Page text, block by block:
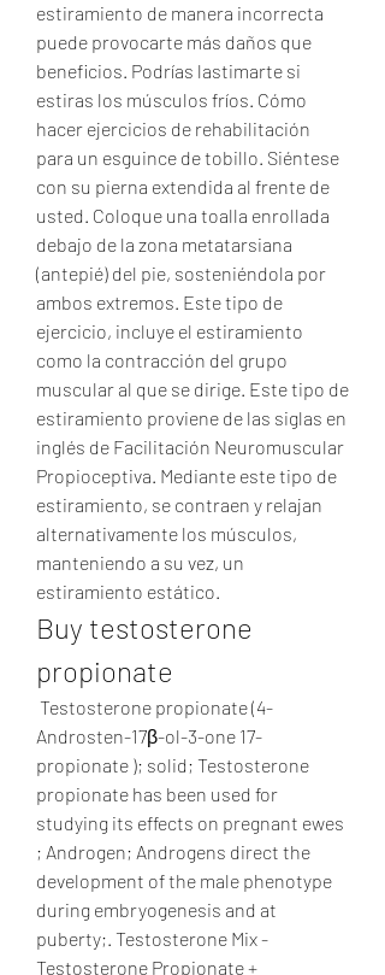
estiramiento de manera incorrecta
puede provocarte más daños que
beneficios. Podrías lastimarte si
estiras los músculos fríos. Cómo
hacer ejercicios de rehabilitación
para un esguince de tobillo. Siéntese
con su pierna extendida al frente de
usted. Coloque una toalla enrollada
debajo de la zona metatarsiana
(antepié) del pie, sosteniéndola por
ambos extremos. Este tipo de
ejercicio, incluye el estiramiento
como la contracción del grupo
muscular al que se dirige. Este tipo de
estiramiento proviene de las siglas en
inglés de Facilitación Neuromuscular
Propioceptiva. Mediante este tipo de
estiramiento, se contraen y relajan
alternativamente los músculos,
manteniendo a su vez, un
estiramiento estático.
Buy testosterone
propionate
Androsten-17β-ol-3-one 17-
propionate ); solid; Testosterone
propionate has been used for
studying its effects on pregnant ewes
; Androgen; Androgens direct the
development of the male phenotype
during embryogenesis and at
puberty;. Testosterone Mix -
Testosterone Propionate +